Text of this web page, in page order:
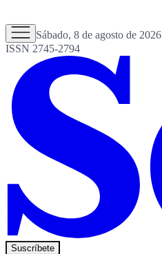
Sábado, 8 de agosto de 2026
ISSN 2745-2794
Suscríbete